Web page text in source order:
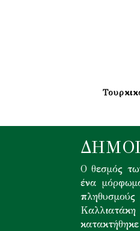
Ο θεσμός
ένα